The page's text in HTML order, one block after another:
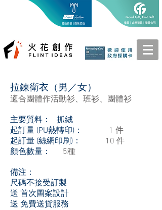
拉鍊衛衣（男／女）
適合團體作活動衫、班衫、團體衫
主要質料： 抓絨
起訂量 (PU熱轉印)： 1 件
起訂量 (絲網印刷)： 10 件
顏色數量：
5種
備注：
尺碼不接受訂製
送 首次圖案設計
送 免費送貨服務